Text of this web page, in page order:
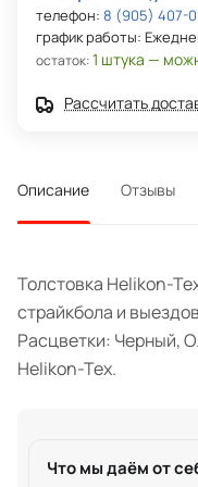
телефон: 8 (905) 407-
график работы:
остаток:1 штука —
Рассчитать
Описание Отзывы
Толстовка Helikon-
страйкбола и
Расцветки: Черный,
Helikon-Tex.
Что мы даём от